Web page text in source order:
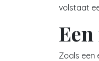
volstaat
Zoals een